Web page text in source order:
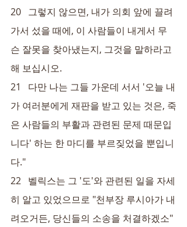
20   그렇지 않으면, 내가 의회 앞에 끌려
가서 섰을 때에, 이 사람들이 내게서 무
슨 잘못을 찾아냈는지, 그것을 말하라고
해 보십시오.
21   다만 나는 그들 가운데 서서 '오늘 내
가 여러분에게 재판을 받고 있는 것은, 죽
은 사람들의 부활과 관련된 문제 때문입
니다' 하는 한 마디를 부르짖었을 뿐입니
다."
22   벨릭스는 그 '도'와 관련된 일을 자세
히 알고 있었으므로 "천부장 루시아가 내
려오거든, 당신들의 소송을 처결하겠소"